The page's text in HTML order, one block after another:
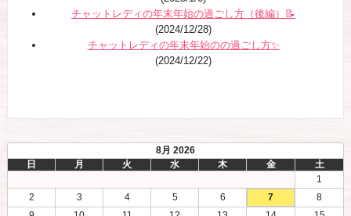
チャットレディの年末年始の過ごし方（後編）📝
(2024/12/28)
チャットレディの年末年始のの過ごし方✨
(2024/12/22)
8月 2026
日
月 火 水 木 金 土
1
2
3 4 5 6 7
8